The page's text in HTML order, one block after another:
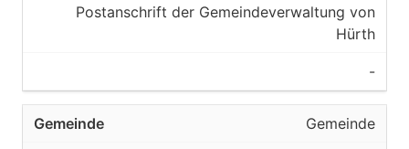
Postanschrift der Gemeindeverwaltung von
Hürth
-
Gemeinde